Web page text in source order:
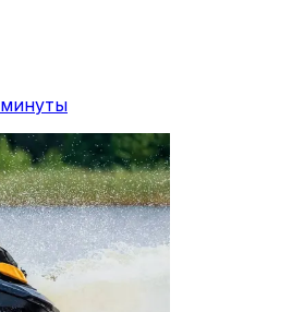
минуты